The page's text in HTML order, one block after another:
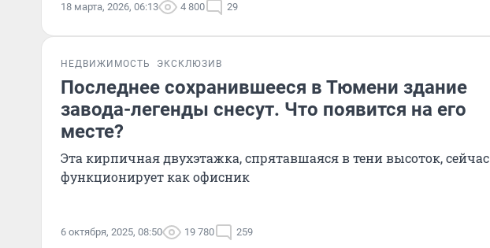
18 марта, 2026, 06:13 4 800 29
НЕДВИЖИМОСТЬ ЭКСКЛЮЗИВ
Последнее сохранившееся в Тюмени здание
завода-легенды снесут. Что появится на его
месте?
Эта кирпичная двухэтажка, спрятавшаяся в тени высоток, сейчас
функционирует как офисник
6 октября, 2025, 08:50 19 780 259